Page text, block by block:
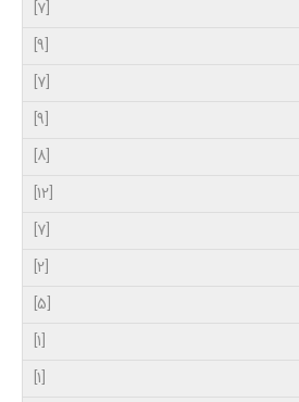
[7]
[9]
[7]
[9]
[8]
[12]
[7]
[2]
[5]
[1]
[1]